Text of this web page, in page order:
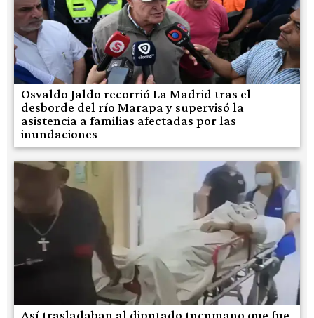
Osvaldo Jaldo recorrió La Madrid tras el
desborde del río Marapa y supervisó la
asistencia a familias afectadas por las
inundaciones
Así trasladaban al diputado tucumano que fue